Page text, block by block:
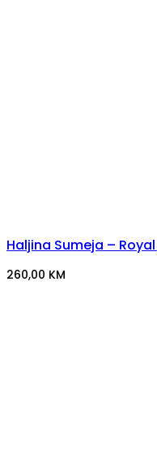
Haljina Sumeja –
260,00 KM